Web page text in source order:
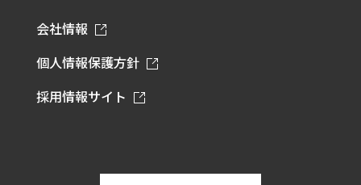
会社情報
個人情報保護方針
採用情報サイト